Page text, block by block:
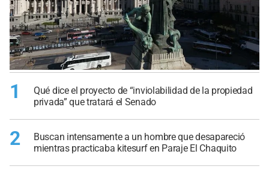
1
Qué dice el proyecto de “inviolabilidad de la propiedad
privada” que tratará el Senado
2
Buscan intensamente a un hombre que desapareció
mientras practicaba kitesurf en Paraje El Chaquito